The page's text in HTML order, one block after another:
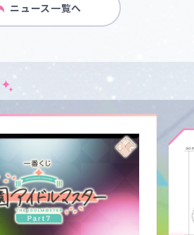
ニュース一覧へ